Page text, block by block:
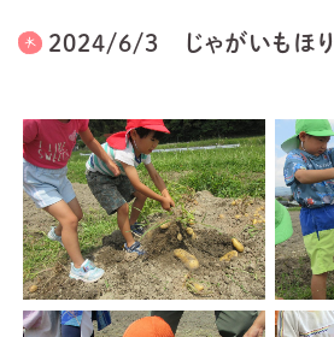
2024/6/3 じゃがいもほり